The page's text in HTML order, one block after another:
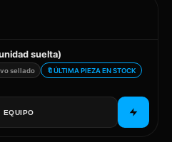
suelta)
sellado 🔖ÚLTIMA PIEZA EN STOCK
EQUIPO